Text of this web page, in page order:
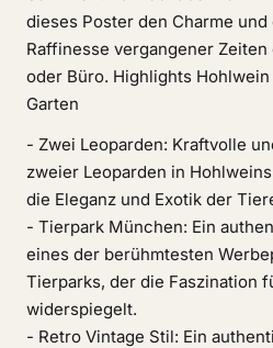
dieses Poster den Charme
Raffinesse vergangener
oder Büro. Highlights
Garten
- Zwei Leoparden: Kraftvolle
zweier Leoparden in
die Eleganz und Exotik der
- Tierpark München: Ein
eines der berühmtesten
Tierparks, der die Faszination
widerspiegelt.
- Retro Vintage Stil: Ein